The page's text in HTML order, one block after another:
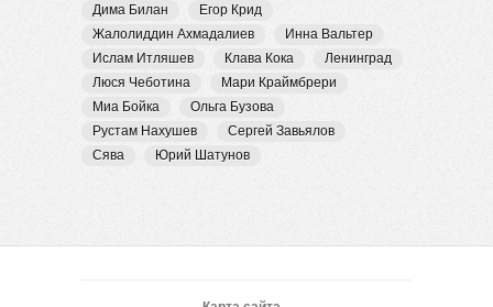
Дима Билан
Егор Крид
Жалолиддин Ахмадалиев
Инна Вальтер
Ислам Итляшев
Клава Кока
Ленинград
Люся Чеботина
Мари Краймбрери
Миа Бойка
Ольга Бузова
Рустам Нахушев
Сергей Завьялов
Сява
Юрий Шатунов